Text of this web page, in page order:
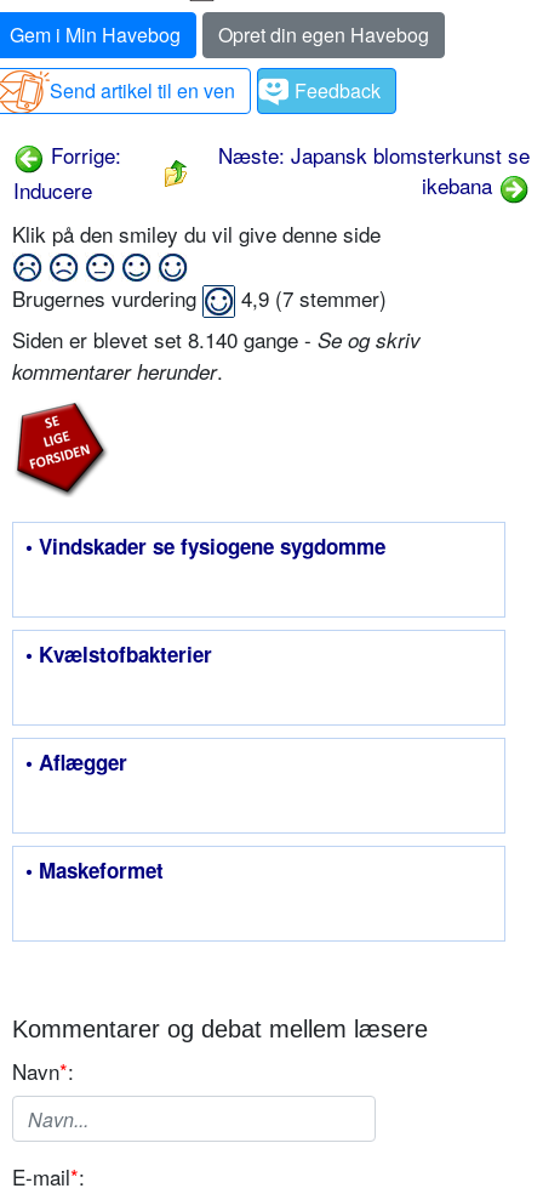
Gem i Min Havebog
Opret din egen Havebog
Send artikel til en ven
Feedback
Forrige:
Inducere
Næste: Japansk blomsterkunst se
ikebana
Klik på den smiley du vil give denne side
Brugernes vurdering 4,9 (7 stemmer)
Siden er blevet set 8.140 gange - Se og skriv
kommentarer herunder.
• Vindskader se fysiogene sygdomme
• Kvælstofbakterier
• Aflægger
• Maskeformet
Kommentarer og debat mellem læsere
Navn*:
E-mail*: